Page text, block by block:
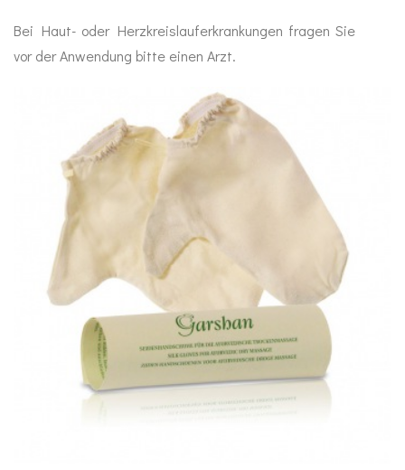
Bei Haut- oder Herzkreislauferkrankungen fragen Sie
vor der Anwendung bitte einen Arzt.